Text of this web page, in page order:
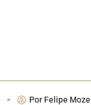
Por Felipe